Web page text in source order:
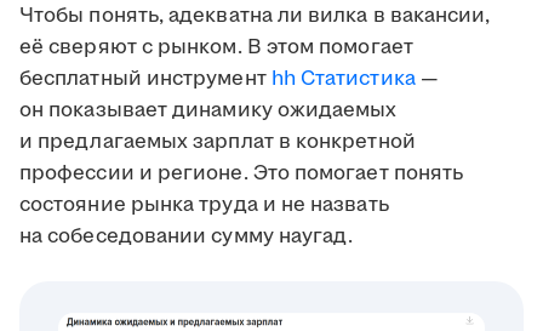
Чтобы понять, адекватна ли вилка в вакансии,
её сверяют с рынком. В этом помогает
бесплатный инструмент hh Статистика—
он показывает динамику ожидаемых
и предлагаемых зарплат в конкретной
профессии и регионе. Это помогает понять
состояние рынка труда и не назвать
на собеседовании сумму наугад.